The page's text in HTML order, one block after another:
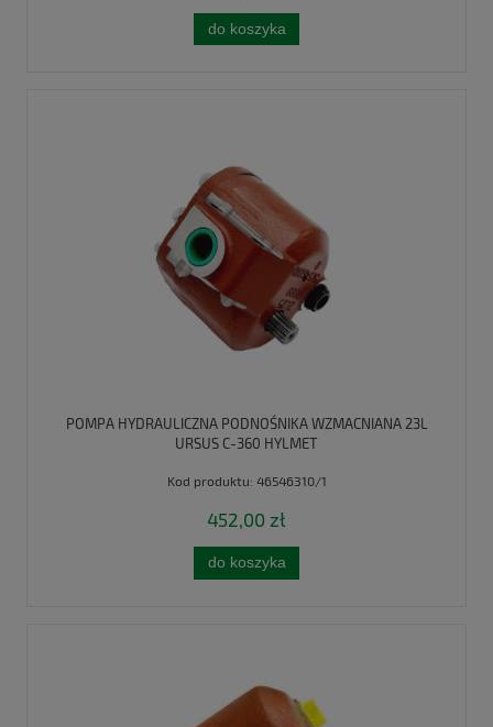
do koszyka
POMPA HYDRAULICZNA PODNOŚNIKA WZMACNIANA 23L
URSUS C-360 HYLMET
Kod produktu: 46546310/1
452,00 zł
do koszyka